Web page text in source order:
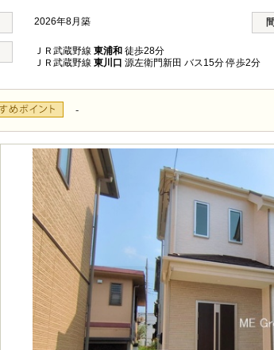
2026年8月築
ＪＲ武蔵野線 東浦和 徒歩28分
ＪＲ武蔵野線 東川口 源左衛門新田 バス15分 停歩2分
-